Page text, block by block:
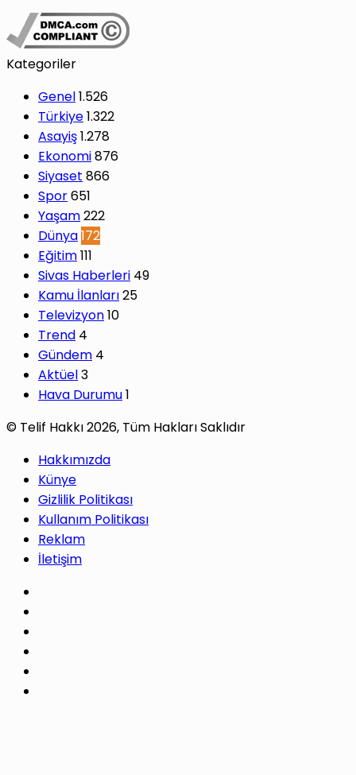
Kategoriler
Genel1.526
Türkiye1.322
Asayiş1.278
Ekonomi876
Siyaset 866
Spor651
Yaşam222
Dünya172
Eğitim111
Sivas Haberleri 49
Kamu İlanları25
Televizyon10
Trend 4
Gündem 4
Aktüel3
Hava Durumu1
© Telif Hakkı 2026, Tüm Hakları Saklıdır
Hakkımızda
Künye
Gizlilik Politikası
Kullanım Politikası
Reklam
İletişim